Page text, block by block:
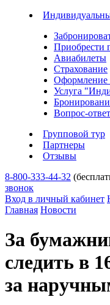
Приобрести
Авиабилеты
Страхование
Оформление
Услуга
Вопрос-ответ
Групповой тур
Партнеры
Отзывы
8-800-333-44-32
звонок
Вход в личный кабинет
Главная Новости
За
следить в
за